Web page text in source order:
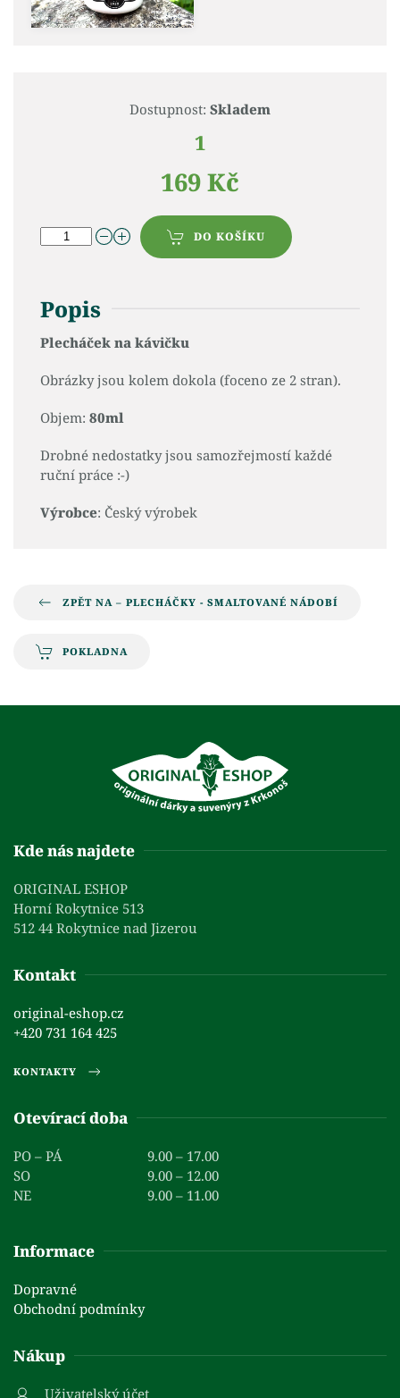
Dostupnost: Skladem
1
169 Kč
DO KOŠÍKU
Popis
Plecháček na kávičku
Obrázky jsou kolem dokola (foceno ze 2 stran).
Objem: 80ml
Drobné nedostatky jsou samozřejmostí každé
ruční práce :-)
Výrobce: Český výrobek
ZPĚT NA – PLECHÁČKY - SMALTOVANÉ NÁDOBÍ
POKLADNA
Kde nás najdete
ORIGINAL ESHOP
Horní Rokytnice 513
512 44 Rokytnice nad Jizerou
Kontakt
original-eshop.cz
+420 731 164 425
KONTAKTY
Otevírací doba
PO – PÁ
9.00 – 17.00
SO
9.00 – 12.00
NE
9.00 – 11.00
Informace
Dopravné
Obchodní podmínky
Nákup
Uživatelský účet